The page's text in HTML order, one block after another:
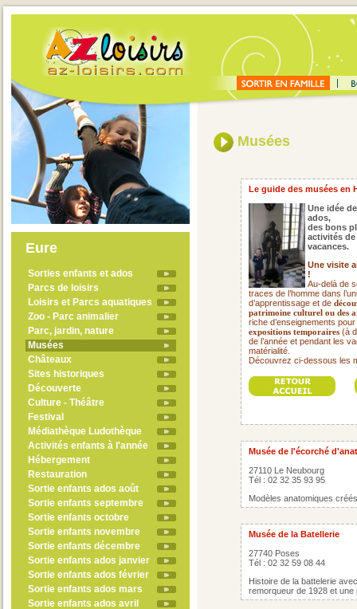
Eure
Sorties enfants et ados
Parcs de loisirs
Loisirs et Parcs aquatiques
Zoo - Parc animalier
Parc, jardin, nature
Musées
Châteaux
Sites historiques
Découverte
Culture - Théâtre
Festival
Médiathèque Ludothèque
Activités enfants à l'année
Hébergement
Restauration
Sortie enfants ados août
Sortie enfants septembre
Sortie enfants octobre
Sortie enfants novembre
Sortie enfants décembre
Sortie enfants ados janvier
Sortie enfants ados février
Sortie enfants ados mars
Sortie enfants ados avril
Musées
Le guide des musées en
Une idée
ados,
des bons
activités
vacances.
Une visite
!
Au-delà de
traces de l’homme dans
d’apprentissage et de
patrimoine culturel ou des
riche d’enseignements
expositions temporaires (à
de l’année et pendant les
matérialité.
Découvrez ci-dessous les
Musée de l'écorché
27110 Le Neubourg
Tél : 02 32 35 93 95
Modèles anatomiques
Musée de la Batellerie
27740 Poses
Tél : 02 32 59 08 44
Histoire de la battelerie
remorqueur de 1928 et une